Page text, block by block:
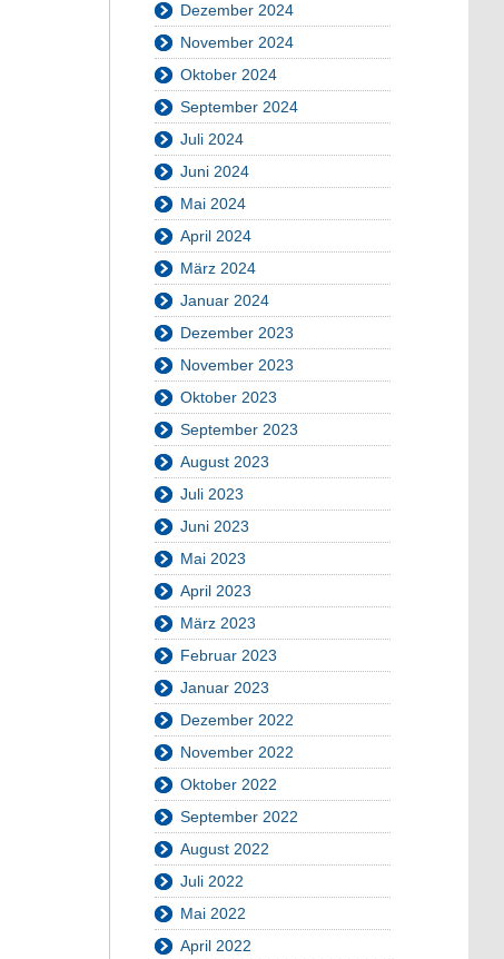
Dezember 2024
November 2024
Oktober 2024
September 2024
Juli 2024
Juni 2024
Mai 2024
April 2024
März 2024
Januar 2024
Dezember 2023
November 2023
Oktober 2023
September 2023
August 2023
Juli 2023
Juni 2023
Mai 2023
April 2023
März 2023
Februar 2023
Januar 2023
Dezember 2022
November 2022
Oktober 2022
September 2022
August 2022
Juli 2022
Mai 2022
April 2022